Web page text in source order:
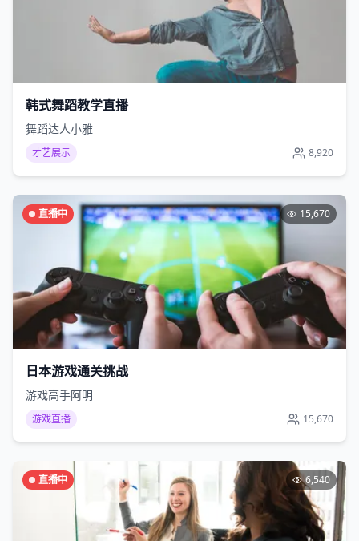
韩式舞蹈教学直播
舞蹈达人小雅
才艺展示 8,920
直播中 15,670
日本游戏通关挑战
游戏高手阿明
游戏直播 15,670
直播中 6,540